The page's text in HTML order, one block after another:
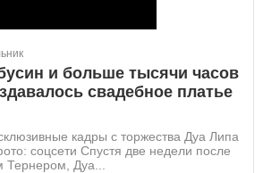
и больше тысячи часов
свадебное платье
кадры с торжества Дуа Липа
соцсети Спустя две недели после
Дуа...